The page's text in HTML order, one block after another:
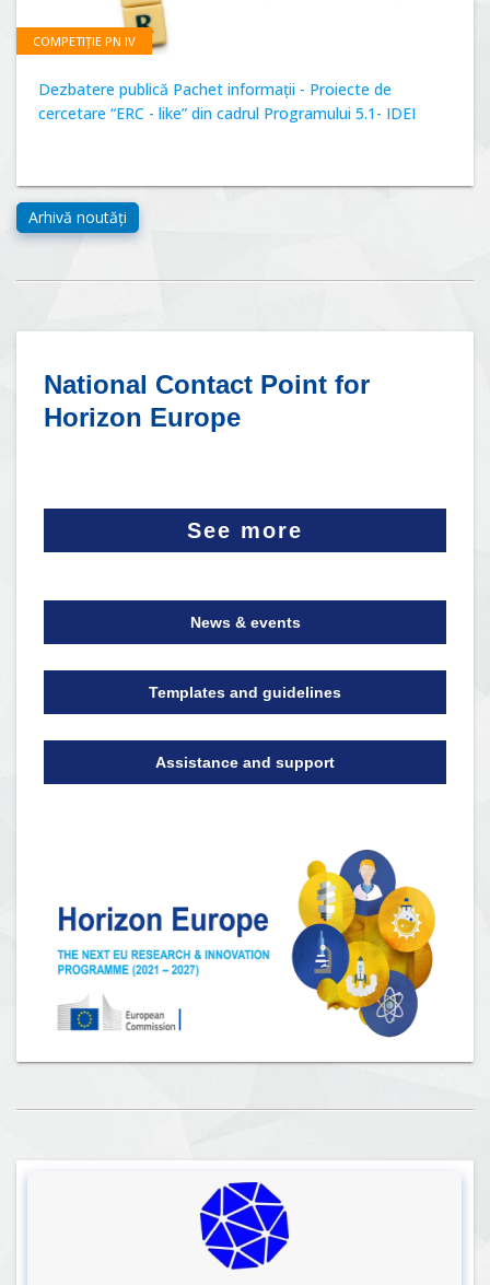
COMPETIȚIE PN IV
Dezbatere publică Pachet informații - Proiecte de
cercetare “ERC - like” din cadrul Programului 5.1- IDEI
National Contact Point for
Horizon Europe
See more
News & events
Templates and guidelines
Assistance and support